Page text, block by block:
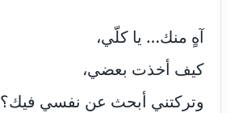
مدونة السيده فوزي
مدونة آمال صالح
آهٍ منك… يا كلّي،
كيف أخذت بعضي،
وتركتني أبحث عن نفسي فيك؟